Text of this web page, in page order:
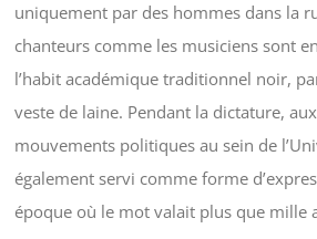
uniquement par des hommes dans la
chanteurs comme les musiciens sont
l’habit académique traditionnel noir,
veste de laine. Pendant la dictature,
mouvements politiques au sein de
également servi comme forme
époque où le mot valait plus que mille